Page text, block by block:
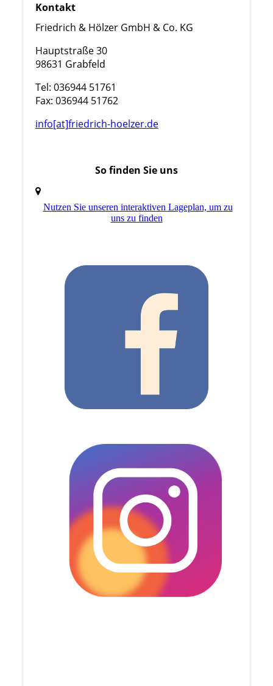
Kontakt
Friedrich & Hölzer GmbH & Co. KG
Hauptstraße 30
98631 Grabfeld
Tel: 036944 51761
Fax: 036944 51762
info[at]friedrich-hoelzer.de
So finden Sie uns
Nutzen Sie unseren interaktiven La­ge­plan, um zu
uns zu finden